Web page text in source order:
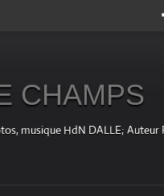
CHAMPS
musique HdN DALLE;